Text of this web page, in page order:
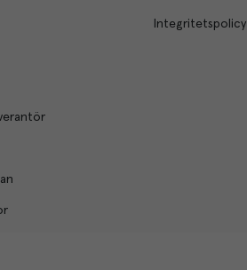
Integritetspolicy